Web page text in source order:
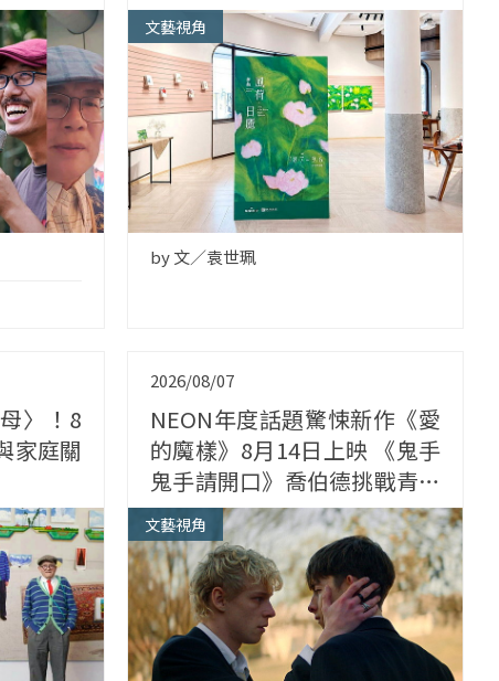
文藝視角
by 文／袁世珮
〉！8
家庭關
2026/08/07
NEON年度話題驚悚新作《愛
的魔樣》8月14日上映 《鬼手
鬼手請開口》喬伯德挑戰青春
與恐懼交纏之作
文藝視角